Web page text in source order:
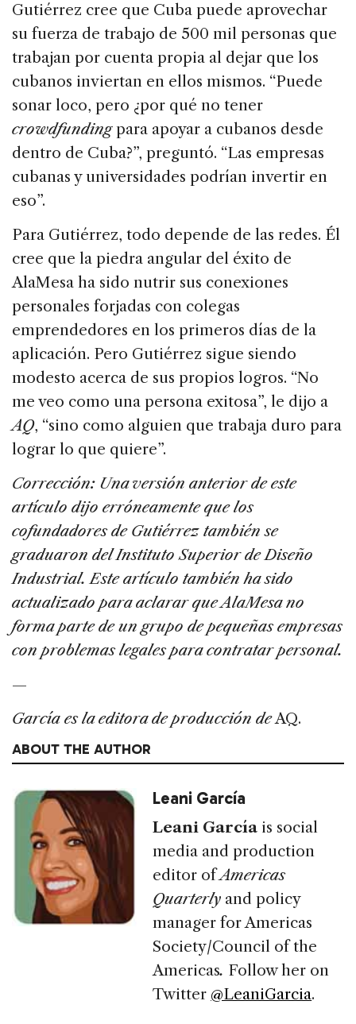
Gutiérrez cree que Cuba puede aprovechar
su fuerza de trabajo de 500 mil personas que
trabajan por cuenta propia al dejar que los
cubanos inviertan en ellos mismos. “Puede
sonar loco, pero ¿por qué no tener
crowdfundingpara apoyar a cubanos desde
dentro de Cuba?”, preguntó. “Las empresas
cubanas y universidades podrían invertir en
eso”.
Para Gutiérrez, todo depende de las redes. Él
cree que la piedra angular del éxito de
AlaMesa ha sido nutrir sus conexiones
personales forjadas con colegas
emprendedores en los primeros días de la
aplicación. Pero Gutiérrez sigue siendo
modesto acerca de sus propios logros. “No
me veo como una persona exitosa”, le dijo a
AQ, “sino como alguien que trabaja duro para
lograr lo que quiere”.
Corrección: Una versión anterior de este
artículo dijo erróneamente que los
cofundadores de Gutiérrez también se
graduaron del Instituto Superior de Diseño
Industrial. Este artículo también ha sido
actualizado para aclarar que AlaMesa no
forma parte de un grupo de pequeñas empresas
con problemas legales para contratar personal.
—
García es la editora de producción deAQ.
ABOUT THE AUTHOR
Leani García
Leani García is social
media and production
editor ofAmericas
Quarterly and policy
manager for Americas
Society/Council of the
Americas. Follow her on
Twitter @LeaniGarcia.